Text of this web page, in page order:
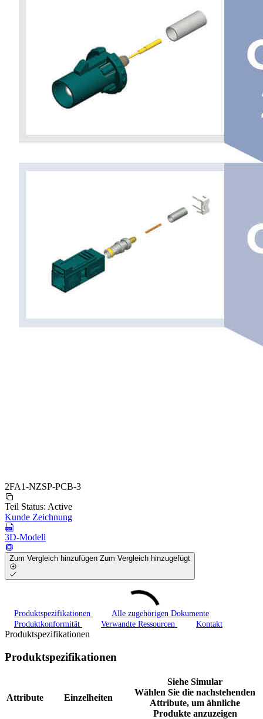
2FA1-NZSP-PCB-3
Teil Status: Active
Kunde Zeichnung
3D-Modell
Zum Vergleich hinzufügen Zum Vergleich hinzugefügt
Produktspezifikationen
Alle zugehörigen Dokumente
Produktkonformität
Verwandte Ressourcen Kontakt
Produktspezifikationen
Produktspezifikationen
Attribute Einzelheiten
Siehe Simular
Wählen Sie die nachstehenden
Attribute, um ähnliche
Produkte anzuzeigen